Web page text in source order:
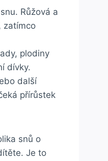
Růžová a
zatímco
plodiny
dívky.
další
přírůstek
snů ​o
Je ⁤to⁣